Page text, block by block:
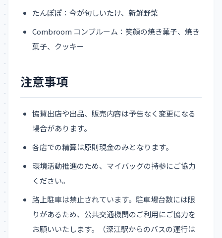
たんぽぽ：今が旬しいたけ、新鮮野菜
Combroom コンブルーム：笑顔の焼き菓子、焼き
菓子、クッキー
注意事項
協賛出店や出品、販売内容は予告なく変更になる
場合があります。
各店での精算は原則現金のみとなります。
環境活動推進のため、マイバッグの持参にご協力
ください。
路上駐車は禁止されています。駐車場台数には限
りがあるため、公共交通機関のご利用にご協力を
お願いいたします。（深江駅からのバスの運行は